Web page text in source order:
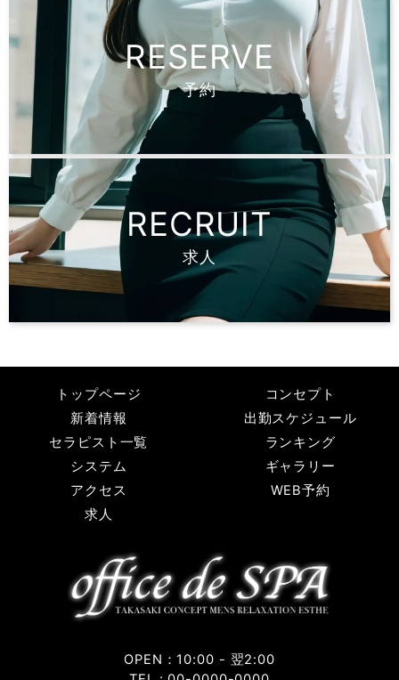
RESERVE
予約
RECRUIT
求人
トップページ
コンセプト
新着情報
出勤スケジュール
セラピスト一覧
ランキング
システム
ギャラリー
アクセス
WEB予約
求人
OPEN：10:00 - 翌2:00